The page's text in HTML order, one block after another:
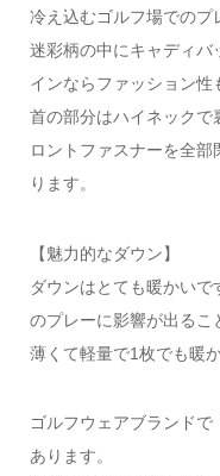
冷え込むゴルフ場でのプ
迷彩柄の中にキャディ
インならファッション性
首の部分はハイネックで
ロントファスナーを全
ります。
【魅力的なダウン】
ダウンはとても暖かい
のプレーに影響が出るこ
薄くて軽量で1枚でも暖
ゴルフウェアブランド
あります。